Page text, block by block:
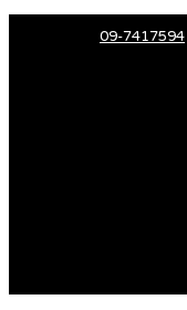
09-7417594